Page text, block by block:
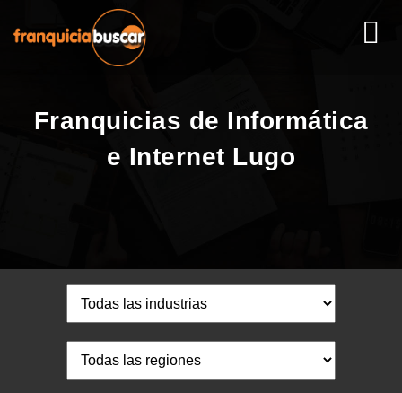
Franquicias de Informática
e Internet Lugo